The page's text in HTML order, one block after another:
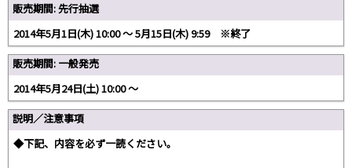
販売期間: 先行抽選
2014年5月1日(木) 10:00 〜 5月15日(木) 9:59 ※終了
販売期間: 一般発売
2014年5月24日(土) 10:00 〜
説明／注意事項
◆下記、内容を必ず一読ください。